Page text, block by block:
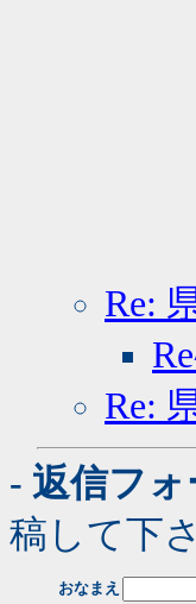
Re:
Re:
- 返信フォ
稿して下
おなまえ